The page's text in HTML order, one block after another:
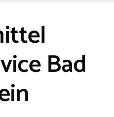
Bad